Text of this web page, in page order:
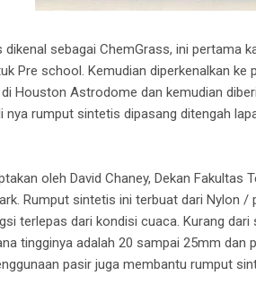
sebagai ChemGrass, ini pertama
Pre school. Kemudian diperkenalkan
Houston Astrodome dan kemudian
nya rumput sintetis dipasang ditengah
oleh David Chaney, Dekan Fakultas
Rumput sintetis ini terbuat dari Nylon
terlepas dari kondisi cuaca. Kurang
tingginya adalah 20 sampai 25mm dan
pasir juga membantu rumput